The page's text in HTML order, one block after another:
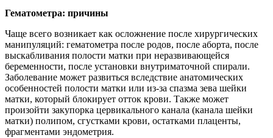
Гематометра: причины
Чаще всего возникает как осложнение после хирургических
манипуляций: гематометра после родов, после аборта, после
выскабливания полости матки при неразвивающейся
беременности, после установки внутриматочной спирали.
Заболевание может развиться вследствие анатомических
особенностей полости матки или из-за спазма зева шейки
матки, который блокирует отток крови. Также может
произойти закупорка цервикального канала (канала шейки
матки) полипом, сгустками крови, остатками плаценты,
фрагментами эндометрия.